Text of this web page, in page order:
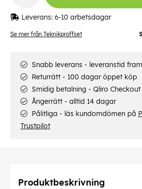
Se mer från Teknikproffset
Leverans: 6-10 arbetsdagar
Snabb leverans - leveranstid
Returrätt - 100 dagar öppet köp
Smidig betalning - Qliro Checkout
Ångerrätt - alltid 14 dagar
Pålitliga - läs kundomdömen på
Trustpilot
Produktbeskrivning